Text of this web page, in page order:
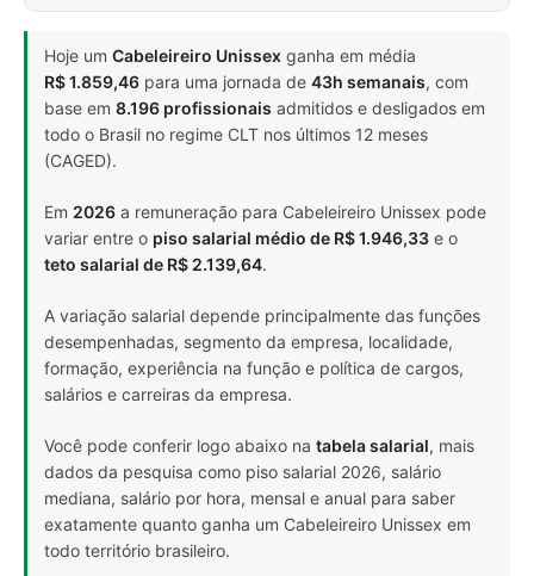
Hoje um Cabeleireiro Unissex ganha em média
R$ 1.859,46 para uma jornada de 43h semanais, com
base em 8.196 profissionais admitidos e desligados em
todo o Brasil no regime CLT nos últimos 12 meses
(CAGED).
Em 2026 a remuneração para Cabeleireiro Unissex pode
variar entre o piso salarial médio de R$ 1.946,33 e o
teto salarial de R$ 2.139,64.
A variação salarial depende principalmente das funções
desempenhadas, segmento da empresa, localidade,
formação, experiência na função e política de cargos,
salários e carreiras da empresa.
Você pode conferir logo abaixo na tabela salarial, mais
dados da pesquisa como piso salarial 2026, salário
mediana, salário por hora, mensal e anual para saber
exatamente quanto ganha um Cabeleireiro Unissex em
todo território brasileiro.